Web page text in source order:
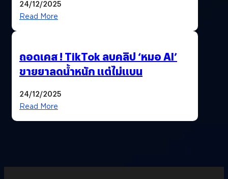
24/12/2025
Read More
ถอดเคส ! TikTok ลบคลิป ‘หมอ AI’
ขายยาลดน้ำหนัก แต่ไม่แบน
24/12/2025
Read More